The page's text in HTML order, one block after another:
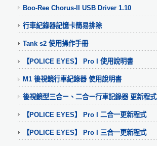
Boo-Ree Chorus-II USB Driver 1.10
行車紀錄器記憶卡簡易排除
Tank s2 使用操作手冊
【POLICE EYES】 Pro I 使用說明書
M1 後視鏡行車紀錄器 使用說明書
後視鏡型三合ㄧ、二合ㄧ行車記錄器 更新程式
【POLICE EYES】 Pro I 二合一更新程式
【POLICE EYES】 Pro I 三合一更新程式